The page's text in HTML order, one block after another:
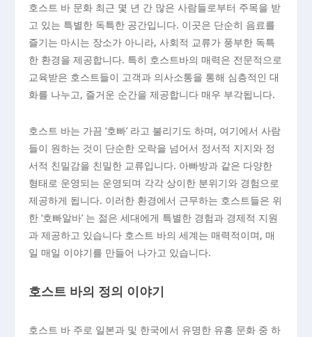
호스트 바 문화 최근 몇 년 간 많은 사람들로부터 주목을 받
고 있는 특별한 독특한 공간입니다. 이곳은 단순히 음료를
즐기는 마시는 장소가 아니라, 사회적 교류가 풍부한 독특
한 환경을 제공합니다. 특히 호스트바의 매력은 전문적으로
교육받은 호스트들이 고객과 의사소통을 통해 심층적인 대
화를 나누고, 즐거운 순간을 제공합니다 매우 부각됩니다.
호스트 바는 가끔 ‘호빠’ 라고 불리기도 하며, 여기에서 사람
들이 원하는 것이 단순한 오락을 넘어서 정서적 지지와 정
서적 친밀감을 친밀한 교류입니다. 아빠방과 같은 다양한
형태로 운영되는 운영되며 각각 상이한 분위기와 경험으로
제공하게 됩니다. 이러한 환경에서 근무하는 호스트들은 위
한 ‘호빠알바’ 는 젊은 세대에게 특별한 경험과 경제적 지원
과 제공하고 있습니다 호스트 바의 세계는 매력적이며, 매
일 매일 이야기를 만들어 나가고 있습니다.
호스트 바의 정의 이야기
호스트 바 주로 일본과 및 한국에서 유명한 유흥 문화 중 하